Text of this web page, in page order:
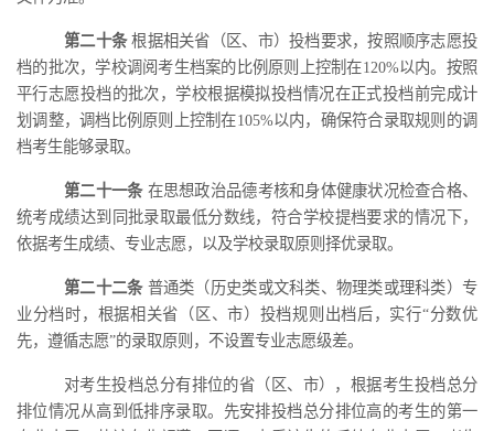
第二十条 根据相关省（区、市）投档要求，按照顺序志愿投
档的批次，学校调阅考生档案的比例原则上控制在120%以内。按照
平行志愿投档的批次，学校根据模拟投档情况在正式投档前完成计
划调整，调档比例原则上控制在105%以内，确保符合录取规则的调
档考生能够录取。
第二十一条 在思想政治品德考核和身体健康状况检查合格、
统考成绩达到同批录取最低分数线，符合学校提档要求的情况下，
依据考生成绩、专业志愿，以及学校录取原则择优录取。
第二十二条 普通类（历史类或文科类、物理类或理科类）专
业分档时，根据相关省（区、市）投档规则出档后，实行“分数优
先，遵循志愿”的录取原则 ， 不设置专业志愿级差。
对考生投档总分有排位的省（区、市），根据考生投档总分
排位情况从高到低排序录取。先安排投档总分排位高的考生的第一